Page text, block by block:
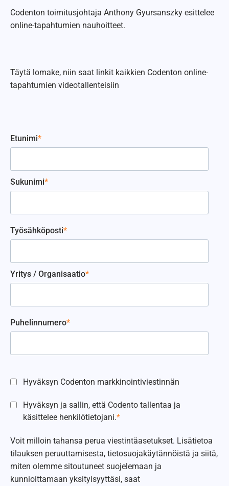
Codenton toimitusjohtaja Anthony Gyursanszky esittelee
online-tapahtumien nauhoitteet.
Täytä lomake, niin saat linkit kaikkien Codenton online-
tapahtumien videotallenteisiin
Etunimi*
Sukunimi*
Työsähköposti*
Yritys / Organisaatio*
Puhelinnumero*
Hyväksyn Codenton markkinointiviestinnän
Hyväksyn ja sallin, että Codento tallentaa ja
käsittelee henkilötietojani.*
Voit milloin tahansa perua viestintäasetukset. Lisätietoa
tilauksen peruuttamisesta, tietosuojakäytännöistä ja siitä,
miten olemme sitoutuneet suojelemaan ja
kunnioittamaan yksityisyyttäsi, saat